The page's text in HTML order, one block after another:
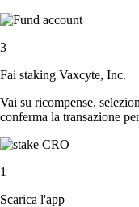
3
Fai staking Vaxcyte, Inc.
Vai su ricompense,
conferma la transazione
1
Scarica l'app